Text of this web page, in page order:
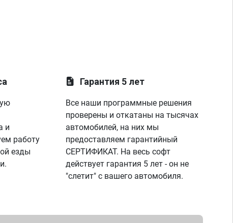
и
работу
езды
Гарантия 5 лет
Все наши программные решения
проверены и откатаны на тысячах
автомобилей, на них мы
предоставляем гарантийный
СЕРТИФИКАТ. На весь софт
действует гарантия 5 лет - он не
"слетит" с вашего автомобиля.